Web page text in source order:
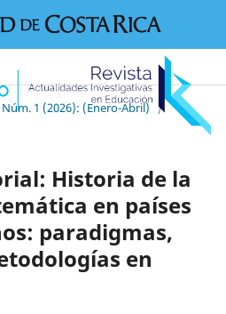
Núm. 1 (2026): (Enero-Abril) /
Historia de la
en países
paradigmas,
en